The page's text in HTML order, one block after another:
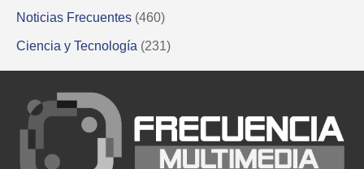
Noticias Frecuentes (460)
Ciencia y Tecnología (231)